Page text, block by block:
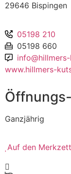
29646 Bispingen
05198 210
05198 660
www.hillmers-
Ganzjährig
Auf den